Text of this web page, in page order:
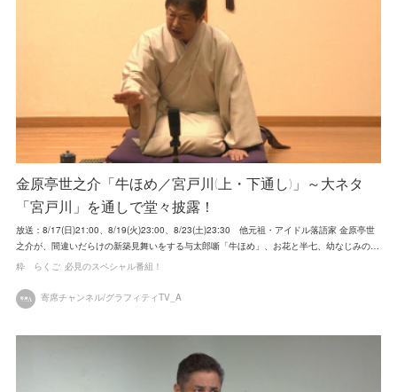
金原亭世之介「牛ほめ／宮戸川(上・下通し)」～大ネタ
「宮戸川」を通しで堂々披露！
放送：8/17(日)21:00、8/19(火)23:00、8/23(土)23:30 他元祖・アイドル落語家 金原亭世
之介が、間違いだらけの新築見舞いをする与太郎噺「牛ほめ」、お花と半七、幼なじみの…
粋 らくご 必見のスペシャル番組！
寄席チャンネル/グラフィティTV_A